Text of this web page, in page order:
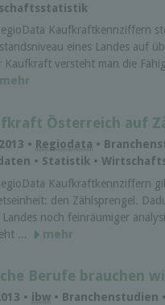
Kaufkraftkennziffern
eines Landes auf
Kaufkraft versteht man die
mehr
Österreich auf
• Regiodata •
• Statistik •
Kaufkraftkennziffern
den Zählsprengel.
Landes noch feinräumiger
...
mehr
Berufe brauchen
• ibw • Branchenstudien